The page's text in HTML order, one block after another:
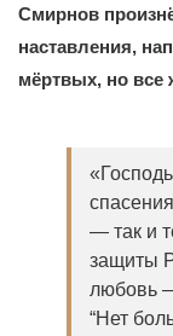
Смирнов
наставления,
мёртвых, но
— так и
защиты
любовь
“Нет